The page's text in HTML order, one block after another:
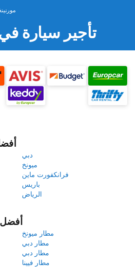
تأجير سيارة
دبي
ميونخ
فرانكفورت ماين
باريس
الرياض
مطار ميونخ
مطار دبي
مطار دبي
مطار فيينا